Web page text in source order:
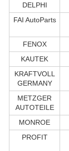
DELPHI
FAI AutoParts
FENOX
KAUTEK
KRAFTVOLL
GERMANY
METZGER
AUTOTEILE
MONROE
PROFIT